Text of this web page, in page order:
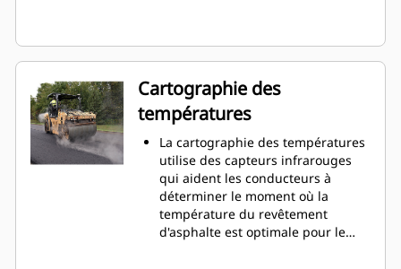
Cartographie des
températures
La cartographie des températures
utilise des capteurs infrarouges
qui aident les conducteurs à
déterminer le moment où la
température du revêtement
d'asphalte est optimale pour le